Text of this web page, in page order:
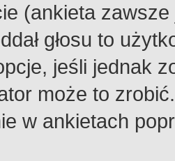
(ankieta
głosu to
jeśli jednak
może to
w ankietach